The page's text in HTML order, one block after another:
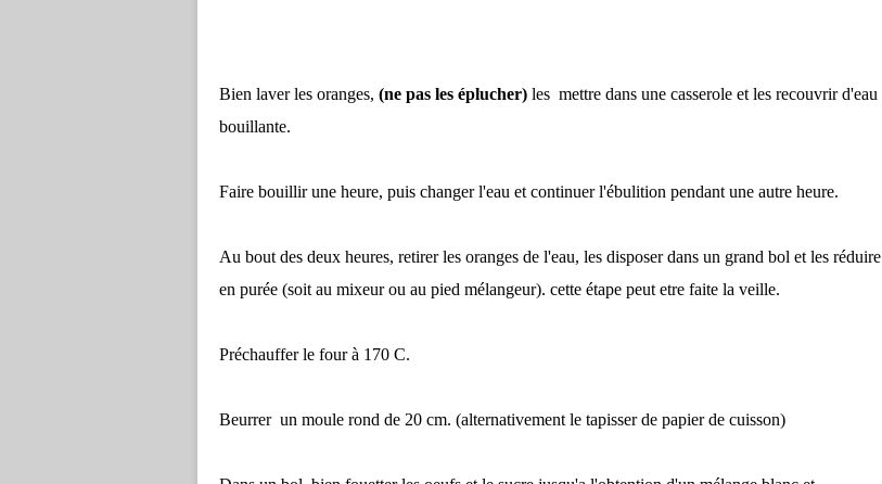
Bien laver les oranges, (ne pas les éplucher) les mettre dans une casserole et les recouvrir d'eau
bouillante.
Faire bouillir une heure, puis changer l'eau et continuer l'ébulition pendant une autre heure.
Au bout des deux heures, retirer les oranges de l'eau, les disposer dans un grand bol et les réduire
en purée (soit au mixeur ou au pied mélangeur). cette étape peut etre faite la veille.
Préchauffer le four à 170 C.
Beurrer un moule rond de 20 cm. (alternativement le tapisser de papier de cuisson)